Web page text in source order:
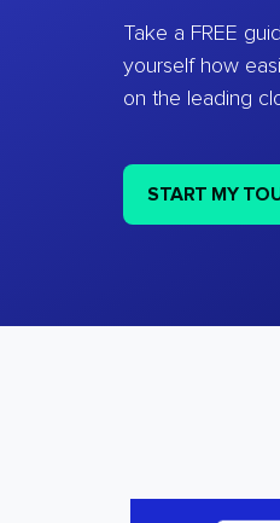
Take a FREE
yourself how
on the leading
START MY